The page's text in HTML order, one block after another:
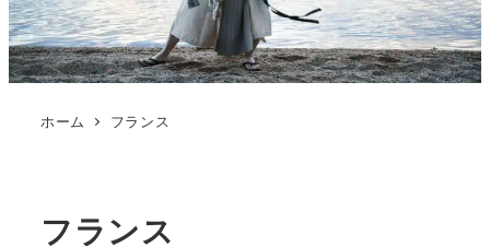
ホーム フランス
フランス